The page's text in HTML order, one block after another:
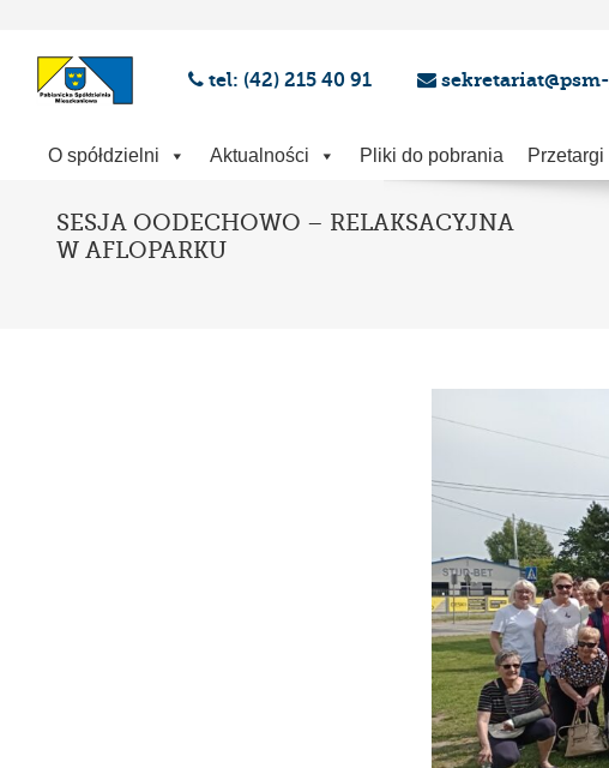
tel: (42) 215 40 91
O spółdzielni Aktualności Pliki do pobrania Przetargi
SESJA OODECHOWO – RELAKSACYJNA
W AFLOPARKU